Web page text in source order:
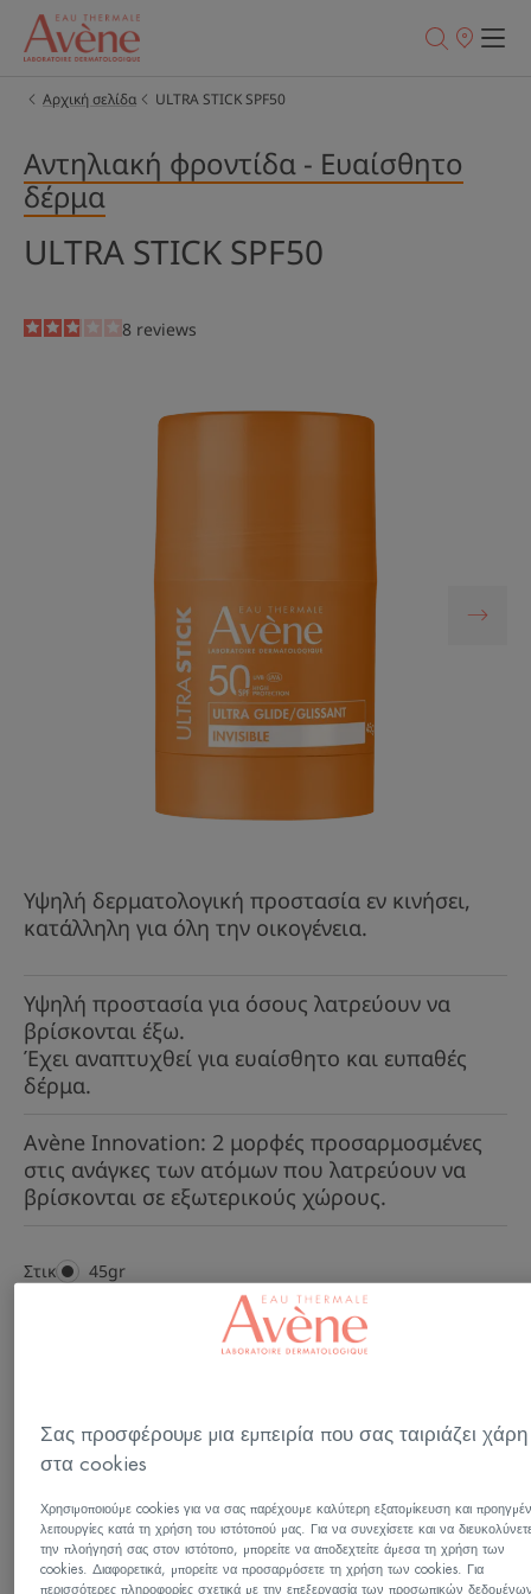
Σημεία
Αρχική σελίδα
ULTRA STICK SPF50
Αντηλιακή φροντίδα - Ευαίσθητο
δέρμα
ULTRA STICK SPF50
2.9
/5
8 reviews
Υψηλή δερματολογική προστασία εν κινήσει,
κατάλληλη για όλη την οικογένεια.
Υψηλή προστασία για όσους λατρεύουν να
βρίσκονται έξω.
Έχει αναπτυχθεί για ευαίσθητο και ευπαθές
δέρμα.
Avène Innovation: 2 μορφές προσαρμοσμένες
στις ανάγκες των ατόμων που λατρεύουν να
βρίσκονται σε εξωτερικούς χώρους.
Στικ Στικ
45gr
Τύπος δέρματος
Μικτό δέρμα - Κανονικό δέρμα - Ξηρό δέρμα -
Ευαίσθητο δέρμα - Ολοι οι τύποι δέρματος -
Μικτές επιδερμίδες
Σας προσφέρουμε μια εμπειρία που σας ταιριάζει χάρη
στα cookies
Χρησιμοποιούμε cookies για να σας παρέχουμε καλύτερη εξατομίκευση και
λειτουργίες κατά τη χρήση του ιστότοπού μας. Για να συνεχίσετε και να
την πλοήγησή σας στον ιστότοπο, μπορείτε να αποδεχτείτε άμεσα τη χρήση των
cookies. Διαφορετικά, μπορείτε να προσαρμόσετε τη χρήση των cookies. Για
περισσότερες πληροφορίες σχετικά με την επεξεργασία των προσωπικών